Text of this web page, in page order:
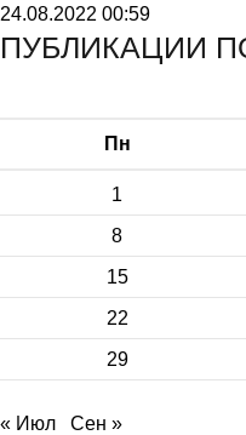
24.08.2022 00:59
ПУБЛИКАЦИИ
Пн
1
8
15
22
29
« Июл Сен »